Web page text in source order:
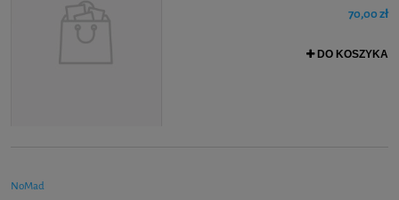
70,00 zł
DO KOSZYKA
NoMad